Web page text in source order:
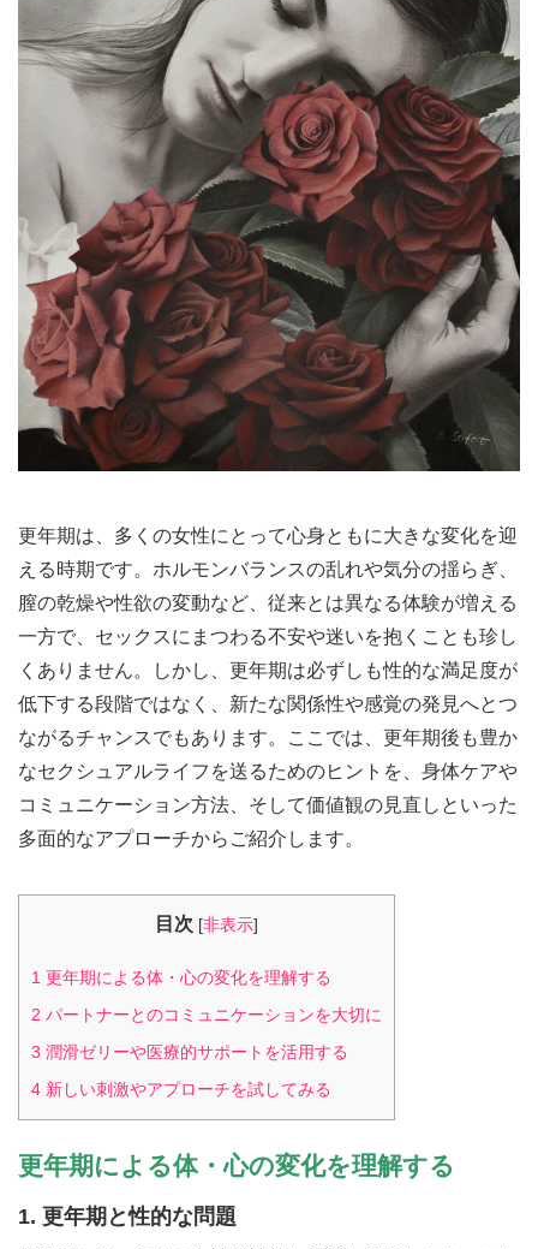
更年期は、多くの女性にとって心身ともに大きな変化を迎
える時期です。ホルモンバランスの乱れや気分の揺らぎ、
膣の乾燥や性欲の変動など、従来とは異なる体験が増える
一方で、セックスにまつわる不安や迷いを抱くことも珍し
くありません。しかし、更年期は必ずしも性的な満足度が
低下する段階ではなく、新たな関係性や感覚の発見へとつ
ながるチャンスでもあります。ここでは、更年期後も豊か
なセクシュアルライフを送るためのヒントを、身体ケアや
コミュニケーション方法、そして価値観の見直しといった
多面的なアプローチからご紹介します。
目次 [非表示]
1 更年期による体・心の変化を理解する
2 パートナーとのコミュニケーションを大切に
3 潤滑ゼリーや医療的サポートを活用する
4 新しい刺激やアプローチを試してみる
更年期による体・心の変化を理解する
1. 更年期と性的な問題